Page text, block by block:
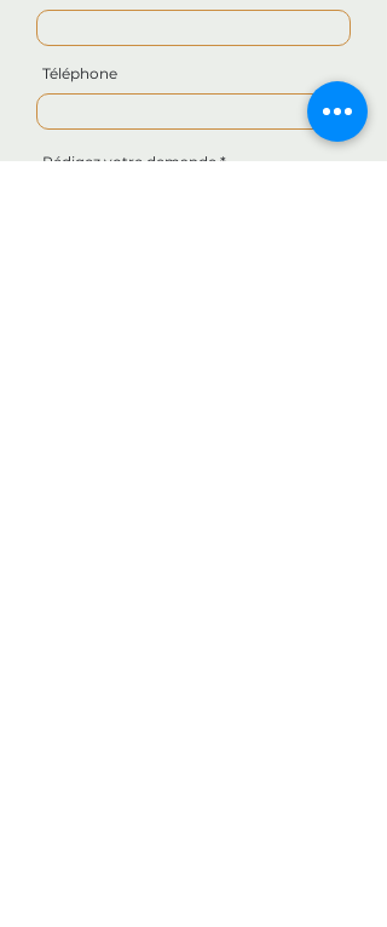
Téléphone
Rédigez votre demande